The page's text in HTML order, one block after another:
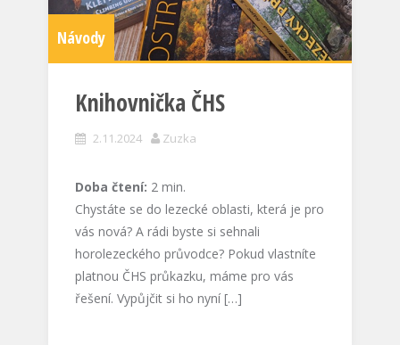
Návody
Knihovnička ČHS
2.11.2024 Zuzka
Doba čtení: 2 min.
Chystáte se do lezecké oblasti, která je pro
vás nová? A rádi byste si sehnali
horolezeckého průvodce? Pokud vlastníte
platnou ČHS průkazku, máme pro vás
řešení. Vypůjčit si ho nyní […]